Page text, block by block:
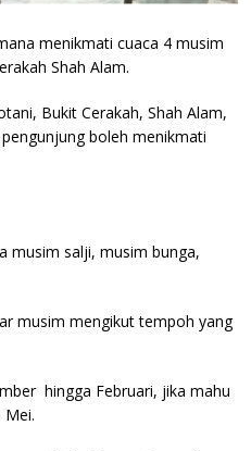
menikmati cuaca 4 musim
Shah Alam.
Bukit Cerakah, Shah Alam,
boleh menikmati
musim salji, musim bunga,
musim mengikut tempoh yang
hingga Februari, jika mahu
Mei.